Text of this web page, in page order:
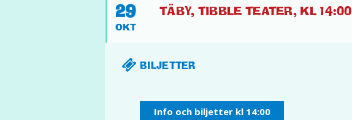
29
OKT
TÄBY, TIBBLE TEATER, KL 14:00
BILJETTER
Info och biljetter kl 14:00